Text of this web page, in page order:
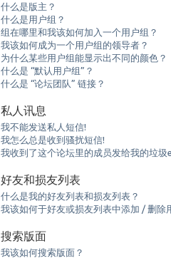
什么是版主？
什么是用户组？
组在哪里和我该如何加入一个用户组？
我该如何成为一个用户组的领导者？
为什么某些用户组能显示出不同的颜色？
什么是 “默认用户组”？
什么是 “论坛团队” 链接？
私人讯息
我不能发送私人短信!
我怎么总是收到骚扰短信!
我收到了这个论坛里的成员发给我的垃圾
好友和损友列表
什么是我的好友列表和损友列表？
我该如何于好友或损友列表中添加 / 删除
搜索版面
我该如何搜索版面？